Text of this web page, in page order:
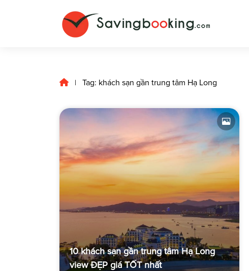
| Tag: khách sạn gần trung tâm Hạ Long
10 khách sạn gần trung tâm Hạ Long
view ĐẸP giá TỐT nhất